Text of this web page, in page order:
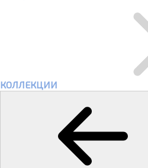
КОЛЛЕКЦИИ